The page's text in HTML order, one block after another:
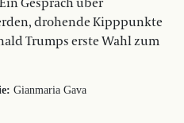
Gespräch über
drohende Kipppunkte
Trumps erste Wahl zum
Gianmaria Gava